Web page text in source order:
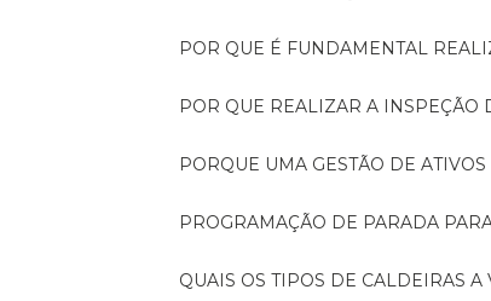
POR QUE É FUNDAMENTAL
POR QUE REALIZAR A
PORQUE UMA GESTÃO DE
PROGRAMAÇÃO DE PARADA
QUAIS OS TIPOS DE CALDEIRAS A